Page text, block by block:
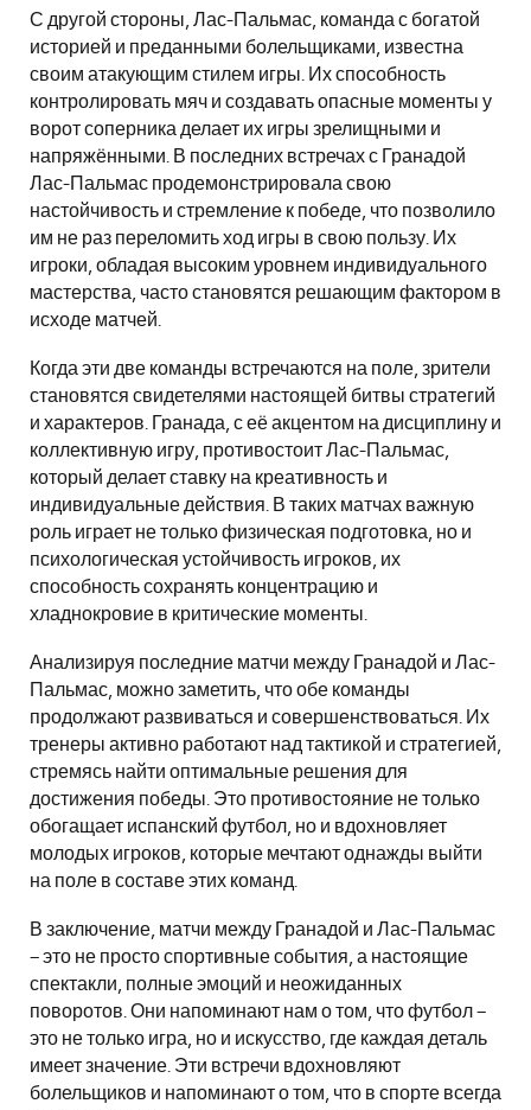
С другой стороны, Лас-Пальмас, команда с богатой
историей и преданными болельщиками, известна
своим атакующим стилем игры. Их способность
контролировать мяч и создавать опасные моменты у
ворот соперника делает их игры зрелищными и
напряжёнными. В последних встречах с Гранадой
Лас-Пальмас продемонстрировала свою
настойчивость и стремление к победе, что позволило
им не раз переломить ход игры в свою пользу. Их
игроки, обладая высоким уровнем индивидуального
мастерства, часто становятся решающим фактором в
исходе матчей.
Когда эти две команды встречаются на поле, зрители
становятся свидетелями настоящей битвы стратегий
и характеров. Гранада, с её акцентом на дисциплину и
коллективную игру, противостоит Лас-Пальмас,
который делает ставку на креативность и
индивидуальные действия. В таких матчах важную
роль играет не только физическая подготовка, но и
психологическая устойчивость игроков, их
способность сохранять концентрацию и
хладнокровие в критические моменты.
Анализируя последние матчи между Гранадой и Лас-
Пальмас, можно заметить, что обе команды
продолжают развиваться и совершенствоваться. Их
тренеры активно работают над тактикой и стратегией,
стремясь найти оптимальные решения для
достижения победы. Это противостояние не только
обогащает испанский футбол, но и вдохновляет
молодых игроков, которые мечтают однажды выйти
на поле в составе этих команд.
В заключение, матчи между Гранадой и Лас-Пальмас
– это не просто спортивные события, а настоящие
спектакли, полные эмоций и неожиданных
поворотов. Они напоминают нам о том, что футбол –
это не только игра, но и искусство, где каждая деталь
имеет значение. Эти встречи вдохновляют
болельщиков и напоминают о том, что в спорте всегда